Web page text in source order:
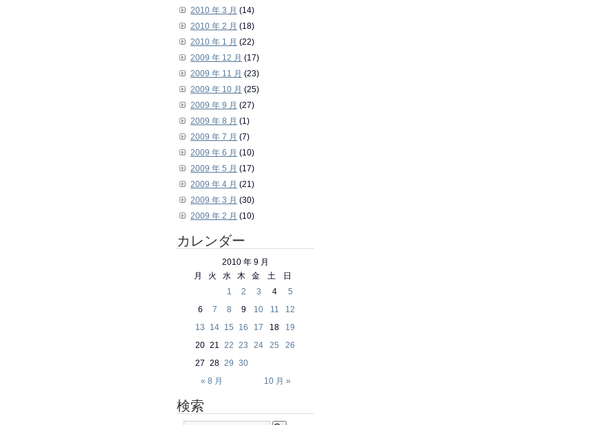
2010 年 3 月 (14)
2010 年 2 月 (18)
2010 年 1 月 (22)
2009 年 12 月 (17)
2009 年 11 月 (23)
2009 年 10 月 (25)
2009 年 9 月 (27)
2009 年 8 月 (1)
2009 年 7 月 (7)
2009 年 6 月 (10)
2009 年 5 月 (17)
2009 年 4 月 (21)
2009 年 3 月 (30)
2009 年 2 月 (10)
カレンダー
2010 年 9 月
月
火 水 木 金 土 日
« 8 月 10 月 »
1 2 3 4
5
6
7 8 9 10 11
12
13
14 15 16 17 18
19
20 21 22 23 24 25
26
27 28 29 30
検索